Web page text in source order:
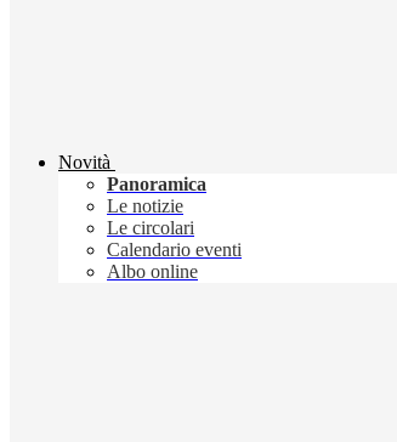
Novità
Panoramica
Le notizie
Le circolari
Calendario eventi
Albo online